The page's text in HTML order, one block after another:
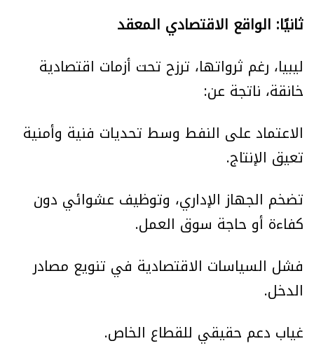
ثانيًا: الواقع الاقتصادي المعقد
ليبيا، رغم ثرواتها، ترزح تحت أزمات اقتصادية
خانقة، ناتجة عن:
الاعتماد على النفط وسط تحديات فنية وأمنية
تعيق الإنتاج.
تضخم الجهاز الإداري، وتوظيف عشوائي دون
كفاءة أو حاجة سوق العمل.
فشل السياسات الاقتصادية في تنويع مصادر
الدخل.
غياب دعم حقيقي للقطاع الخاص.